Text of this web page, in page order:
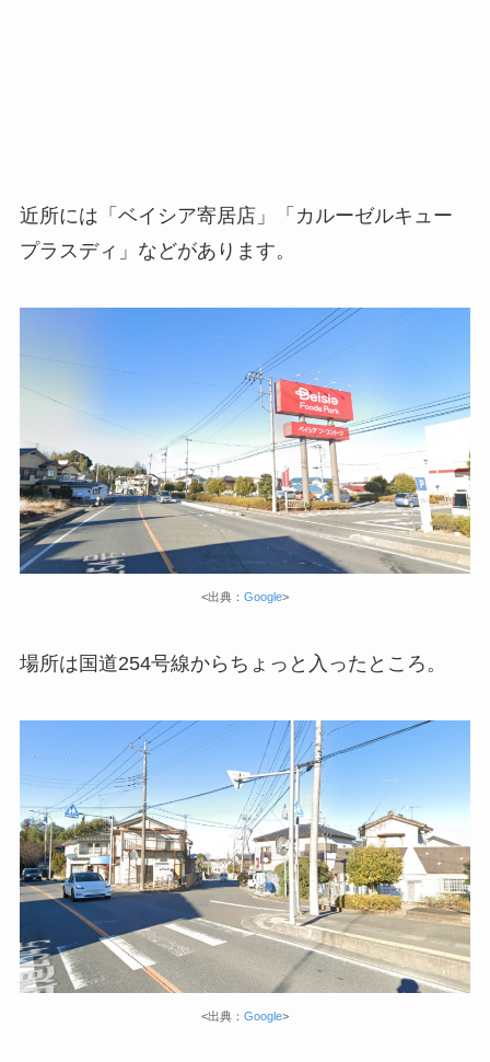
近所には「ベイシア寄居店」「カルーゼルキュー
プラスディ」などがあります。
<出典： Google>
場所は国道254号線からちょっと入ったところ。
<出典： Google>